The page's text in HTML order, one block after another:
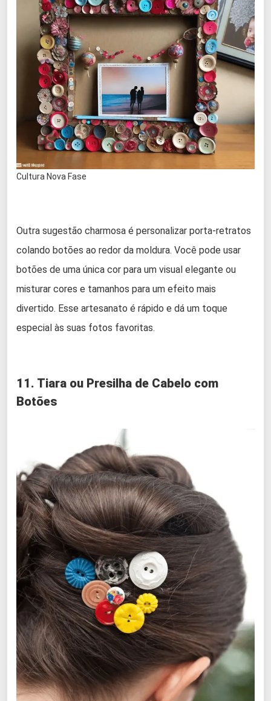
Cultura Nova Fase
Outra sugestão charmosa é personalizar porta-retratos
colando botões ao redor da moldura. Você pode usar
botões de uma única cor para um visual elegante ou
misturar cores e tamanhos para um efeito mais
divertido. Esse artesanato é rápido e dá um toque
especial às suas fotos favoritas.
11. Tiara ou Presilha de Cabelo com
Botões